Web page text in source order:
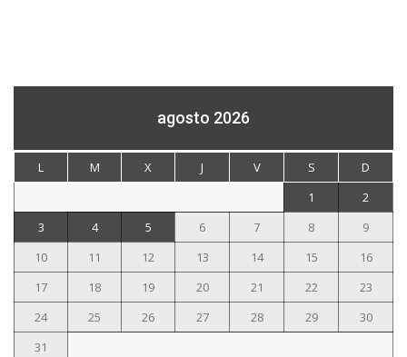
agosto 2026
L M X J V S
D
1
2
3
4 5 6 7 8
9
10
11 12 13 14 15
16
17
18 19 20 21 22
23
24
25 26 27 28 29
30
31